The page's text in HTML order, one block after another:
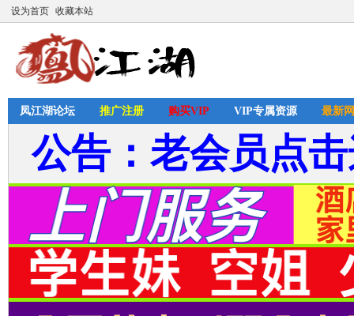
设为首页 收藏本站
凤江湖论坛 推广注册 购买VIP VIP专属资源 最新
公告：老会员点